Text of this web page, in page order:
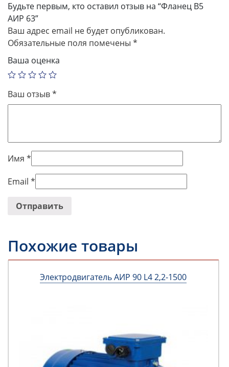
Будьте первым, кто оставил отзыв на “Фланец В5
АИР 63”
Ваш адрес email не будет опубликован.
Обязательные поля помечены *
Ваша оценка
Ваш отзыв*
Имя *
Email *
Похожие товары
Электродвигатель АИР 90 L4 2,2-1500